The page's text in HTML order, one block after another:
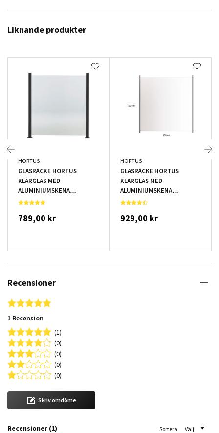
Liknande produkter
HORTUS
GLASRÄCKE HORTUS
KLARGLAS MED
ALUMINIUMSKENA
1000X900MM
789,00 kr
HORTUS
GLASRÄCKE HORTUS
KLARGLAS MED
ALUMINIUMSKENA
1000X1000MM
929,00 kr
Recensioner
5.0 star rating
1 Recension
(1)
(0)
(0)
(0)
(0)
Skriv omdöme
Recensioner (1) Sortera: Välj